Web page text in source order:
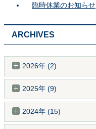
臨時休業のお知らせ
ARCHIVES
2026年 (2)
2025年 (9)
2024年 (15)